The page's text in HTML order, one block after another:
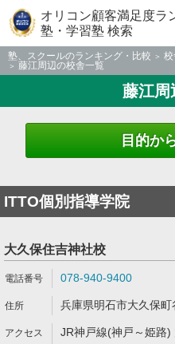
オリコン顧客満足度ラ
塾・学習塾 検索
塾、スクールのランキング・比較
藤江周辺の校舎一覧
藤江周
目的か
ITTO個別指導学院
大久保住吉神社校
078-940-9400
兵庫県明石市大久保町
JR神戸線(神戸～姫路